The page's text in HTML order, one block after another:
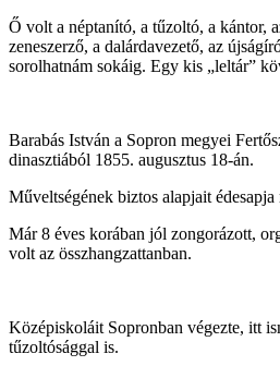
Ő volt a néptanító, a tűzoltó, a kántor,
zeneszerző, a dalárdavezető, az
sorolhatnám sokáig. Egy kis „leltár”
Barabás István a Sopron megyei
dinasztiából 1855. augusztus 18-án.
Műveltségének biztos alapjait
Már 8 éves korában jól zongorázott,
volt az összhangzattanban.
Középiskoláit Sopronban végezte, itt
tűzoltósággal is.